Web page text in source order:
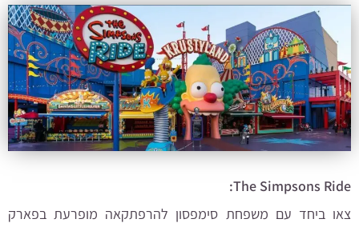
The Simpsons Ride:
צאו ביחד עם משפחת סימפסון להרפתקאה מופרעת בפארק